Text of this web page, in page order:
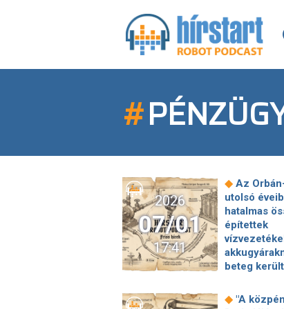
#
2026
07/01
17:41
◆ Az
utolsó
hatalmas
építettek
beteg
miatt –
◆ "A